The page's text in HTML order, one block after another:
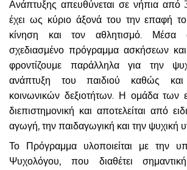
Ανάπτυξης απευθύνεται σε νήπια
έχει ως κύριο άξονά του την επαφή
κίνηση και τον αθλητισμό. Μέσα
σχεδιασμένο πρόγραμμα ασκήσεων
φροντίζουμε παράλληλα για την
ανάπτυξη του παιδιού καθώς και
κοινωνικών δεξιοτήτων. Η ομάδα των
διεπιστημονική και αποτελείται από
αγωγή, την παιδαγωγική και την ψυχική
Το Πρόγραμμα υλοποιείται με την
Ψυχολόγου, που διαθέτει